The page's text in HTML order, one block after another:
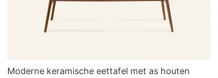
Moderne keramische eettafel met as houten